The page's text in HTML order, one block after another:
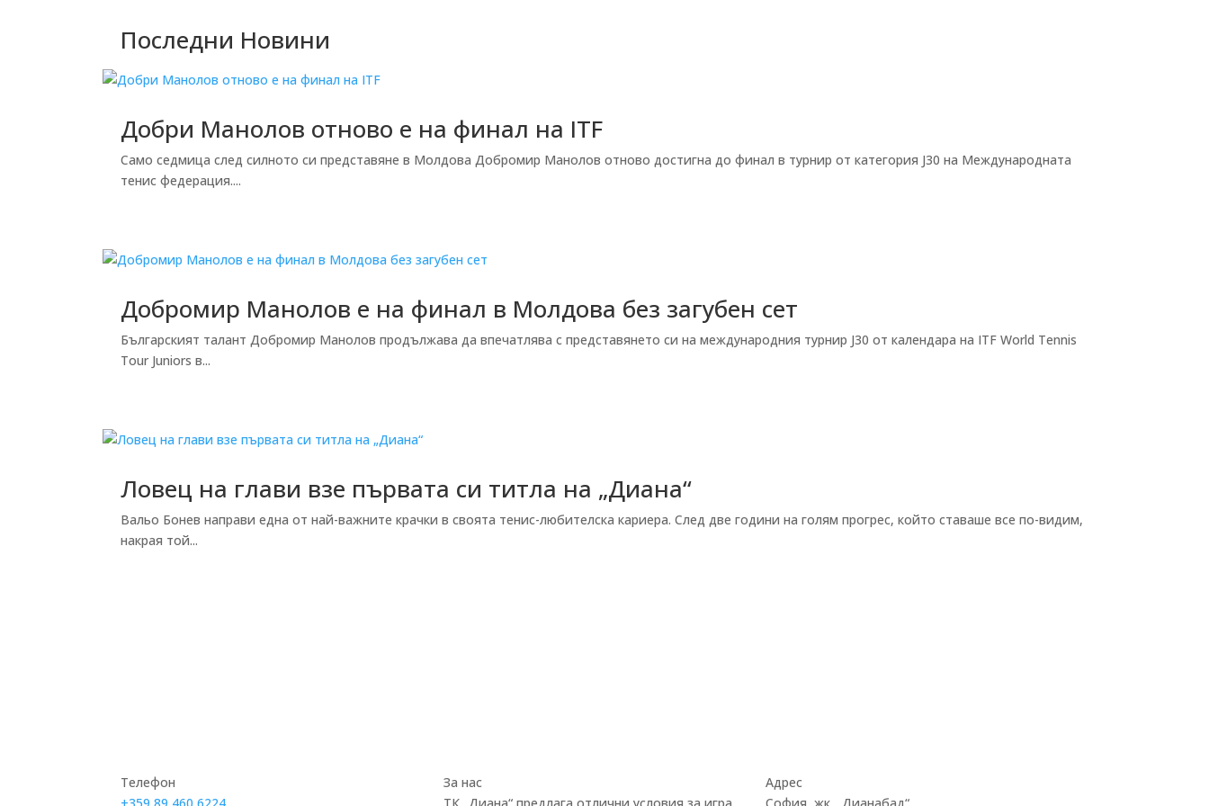
Последни Новини
Добри Манолов отново е на финал на ITF
Само седмица след силното си представяне в Молдова Добромир Манолов отново достигна до финал в турнир от категория J30 на Международната
тенис федерация....
Добромир Манолов е на финал в Молдова без загубен сет
Българският талант Добромир Манолов продължава да впечатлява с представянето си на международния турнир J30 от календара на ITF World Tennis
Tour Juniors в...
Ловец на глави взе първата си титла на „Диана“
Вальо Бонев направи една от най-важните крачки в своята тенис-любителска кариера. След две години на голям прогрес, който ставаше все по-видим,
накрая той...
Телефон
За нас
Адрес